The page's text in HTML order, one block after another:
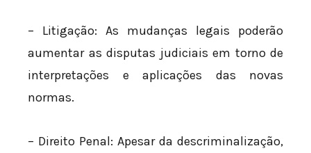
– Litigação: As mudanças legais poderão
aumentar as disputas judiciais em torno de
interpretações e aplicações das novas
normas.
– Direito Penal: Apesar da descriminalização,